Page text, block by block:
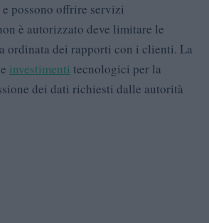
possono offrire servizi
è autorizzato deve limitare le
ordinata dei rapporti con i clienti. La
investimenti tecnologici per la
dei dati richiesti dalle autorità